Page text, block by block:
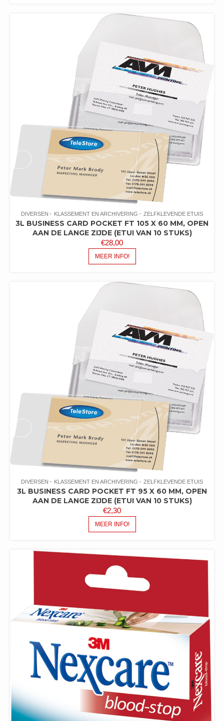
DIVERSEN KLASSEMENT EN ARCHIVERING ZELFKLEVENDE ETUIS
3L BUSINESS CARD POCKET FT 105 X 60 MM, OPEN
AAN DE LANGE ZIJDE (ETUI VAN 10 STUKS)
€28,00
MEER INFO!
DIVERSEN KLASSEMENT EN ARCHIVERING ZELFKLEVENDE ETUIS
3L BUSINESS CARD POCKET FT 95 X 60 MM, OPEN
AAN DE LANGE ZIJDE (ETUI VAN 10 STUKS)
€2,30
MEER INFO!